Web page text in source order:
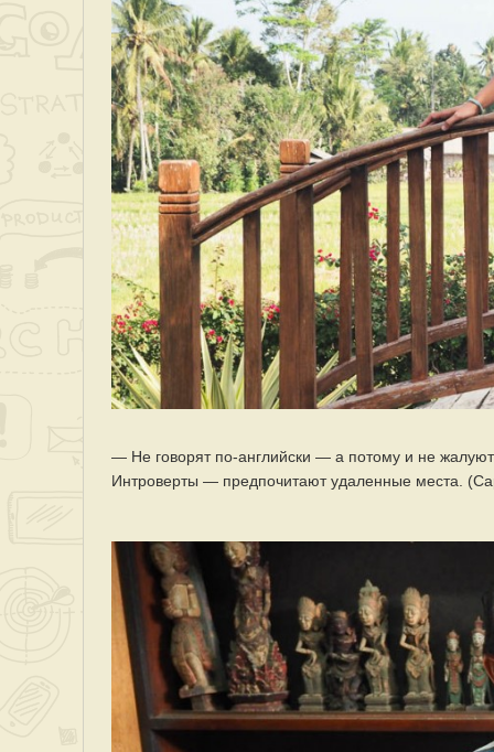
— Не говорят по-английски — а потому и не
Интроверты — предпочитают удаленные места.